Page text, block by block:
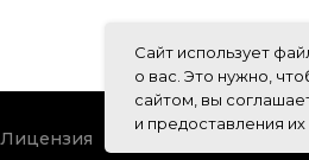
Сайт использует
о вас. Это нужно,
сайтом, вы
и предоставления
Лицензия